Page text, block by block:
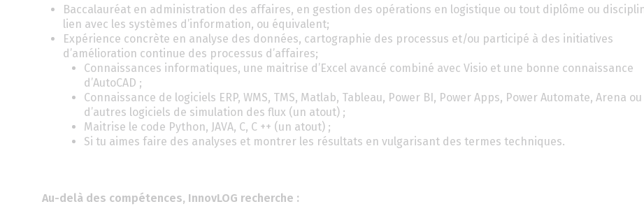
Baccalauréat en administration des affaires, en gestion des opérations en logistique ou tout diplôme ou
lien avec les systèmes d’information, ou équivalent;
Expérience concrète en analyse des données, cartographie des processus et/ou participé à des initiatives
d’amélioration continue des processus d’affaires;
Connaissances informatiques, une maitrise d’Excel avancé combiné avec Visio et une bonne connaissance
d’AutoCAD ;
Connaissance de logiciels ERP, WMS, TMS, Matlab, Tableau, Power BI, Power Apps, Power Automate, Arena ou
d’autres logiciels de simulation des flux (un atout) ;
Maitrise le code Python, JAVA, C, C ++ (un atout) ;
Si tu aimes faire des analyses et montrer les résultats en vulgarisant des termes techniques.
Au-delà des compétences, InnovLOG recherche :